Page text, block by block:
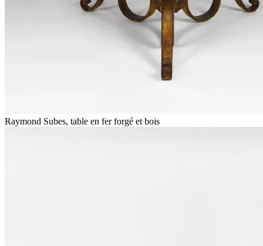
Raymond Subes, table en fer forgé et bois